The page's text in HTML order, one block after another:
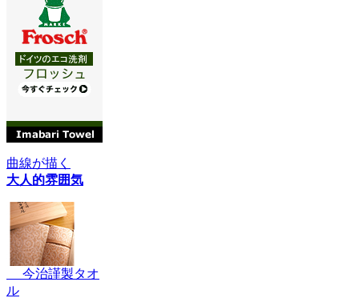
曲線が描く
大人的雰囲気
今治謹製タオ
ル